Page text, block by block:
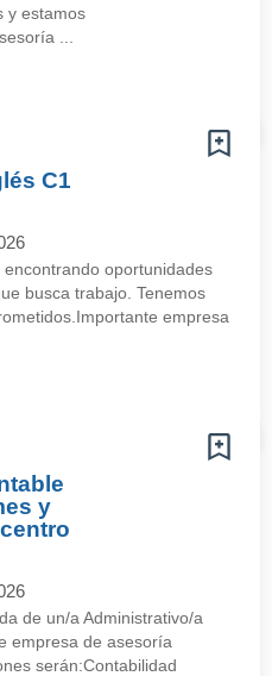
y estamos
...
C1
oportunidades
busca trabajo. Tenemos
empresa
y
de un/a Administrativo/a
empresa de asesoría
serán:Contabilidad